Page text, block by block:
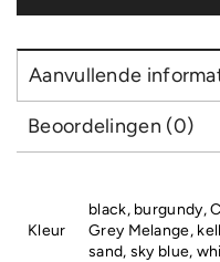
Aanvullende
Beoordelingen (0)
Kleur
black, burgundy,
Grey Melange,
sand, sky blue,